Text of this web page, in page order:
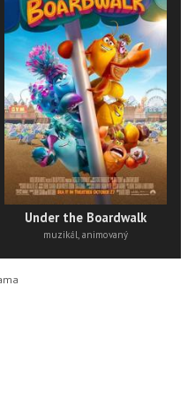
Under the Boardwalk
muzikál, animovaný